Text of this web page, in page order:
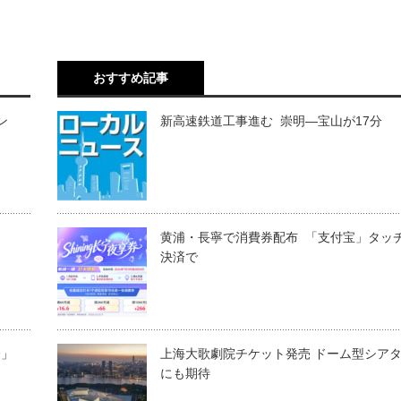
おすすめ記事
新高速鉄道工事進む 崇明―宝山が17分
黄浦・長寧で消費券配布 「支付宝」タッ
決済で
上海大歌劇院チケット発売 ドーム型シア
にも期待